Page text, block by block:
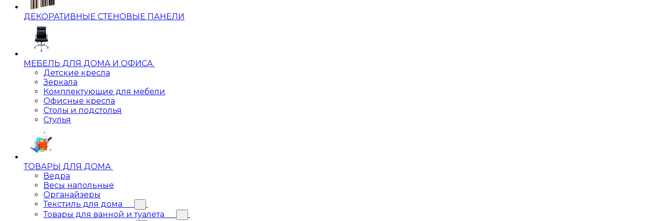
ДЕКОРАТИВНЫЕ СТЕНОВЫЕ ПАНЕЛИ
МЕБЕЛЬ ДЛЯ ДОМА И ОФИСА
Детские кресла
Зеркала
Комплектующие для мебели
Офисные кресла
Столы и подстолья
Стулья
ТОВАРЫ ДЛЯ ДОМА
Ведра
Весы напольные
Органайзеры
Текстиль для дома
Товары для ванной и туалета